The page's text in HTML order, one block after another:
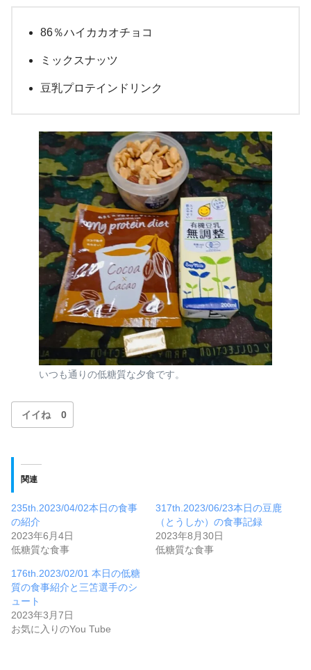
86％ハイカカオチョコ
ミックスナッツ
豆乳プロテインドリンク
いつも通りの低糖質な夕食です。
イイね 0
関連
235th.2023/04/02本日の食事
の紹介
2023年6月4日
低糖質な食事
317th.2023/06/23本日の豆鹿
（とうしか）の食事記録
2023年8月30日
低糖質な食事
176th.2023/02/01 本日の低糖
質の食事紹介と三笘選手のシ
ュート
2023年3月7日
お気に入りのYou Tube